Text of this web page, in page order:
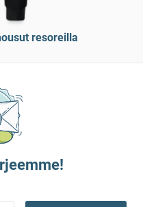
resoreilla